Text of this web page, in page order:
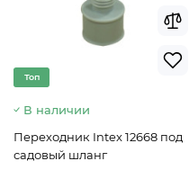
Топ
В наличии
Переходник Intex 12668 под
садовый шланг